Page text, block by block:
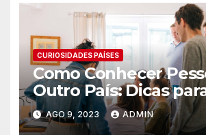
CURIOSIDADES PAÍSES
Como Conhecer
Outro País: Dicas
Expandir seu Círculo
Internacional
AGO 9, 2023 ADMIN